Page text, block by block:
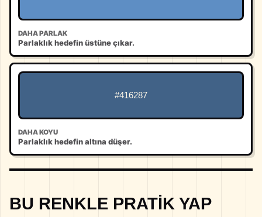
DAHA PARLAK
Parlaklık hedefin üstüne çıkar.
#416287
DAHA KOYU
Parlaklık hedefin altına düşer.
BU RENKLE PRATIK YAP